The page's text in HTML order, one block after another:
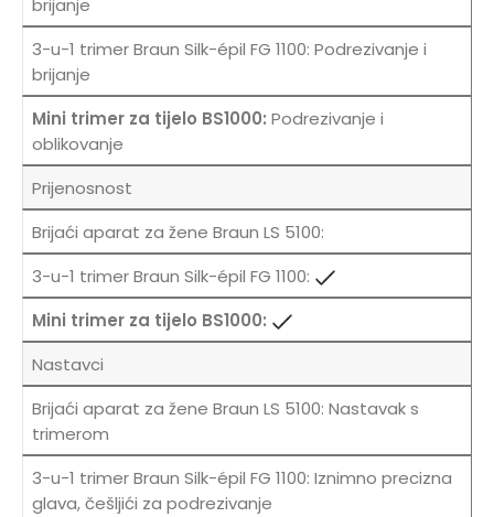
brijanje
Podrezivanje i
brijanje
Podrezivanje i
oblikovanje
Prijenosnost
Nastavci
Nastavak s
trimerom
Iznimno precizna
glava, češljići za podrezivanje